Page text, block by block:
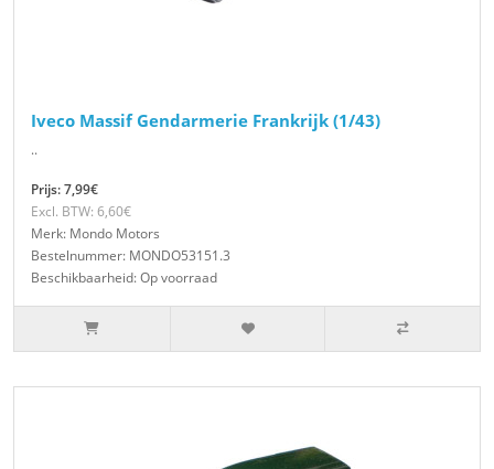
Iveco Massif Gendarmerie Frankrijk (1/43)
..
Prijs: 7,99€
Excl. BTW: 6,60€
Merk: Mondo Motors
Bestelnummer: MONDO53151.3
Beschikbaarheid: Op voorraad